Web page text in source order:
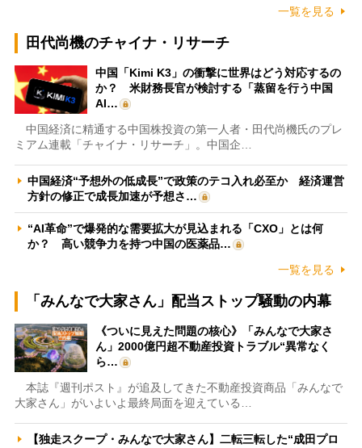
一覧を見る
田代尚機のチャイナ・リサーチ
中国「Kimi K3」の衝撃に世界はどう対応するの
か？ 米財務長官が検討する「蒸留を行う中国
AI…
中国経済に精通する中国株投資の第一人者・田代尚機氏のプレ
ミアム連載「チャイナ・リサーチ」。中国企…
中国経済“予想外の低成長”で政策のテコ入れ必至か 経済運営
方針の修正で成長加速が予想さ…
“AI革命”で爆発的な需要拡大が見込まれる「CXO」とは何
か？ 高い競争力を持つ中国の医薬品…
一覧を見る
「みんなで大家さん」配当ストップ騒動の内幕
《ついに見えた問題の核心》「みんなで大家さ
ん」2000億円超不動産投資トラブル“異常なく
ら…
本誌『週刊ポスト』が追及してきた不動産投資商品「みんなで
大家さん」がいよいよ最終局面を迎えている…
【独走スクープ・みんなで大家さん】二転三転した“成田プロ